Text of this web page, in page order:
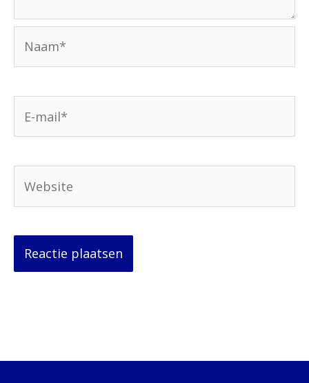
mail*